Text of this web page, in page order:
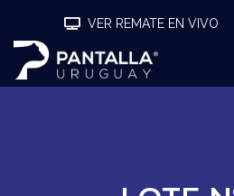
VER REMATE EN VIVO